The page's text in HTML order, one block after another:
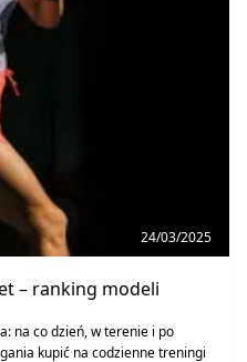
24/03/2025
– ranking modeli
na co dzień, w terenie i po
kupić na codzienne treningi